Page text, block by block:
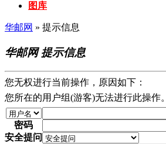
图库
华邮网 » 提示信息
华邮网 提示信息
您无权进行当前操作，原因如下：
您所在的用户组(游客)无法进行此操作。
密码
安全提问